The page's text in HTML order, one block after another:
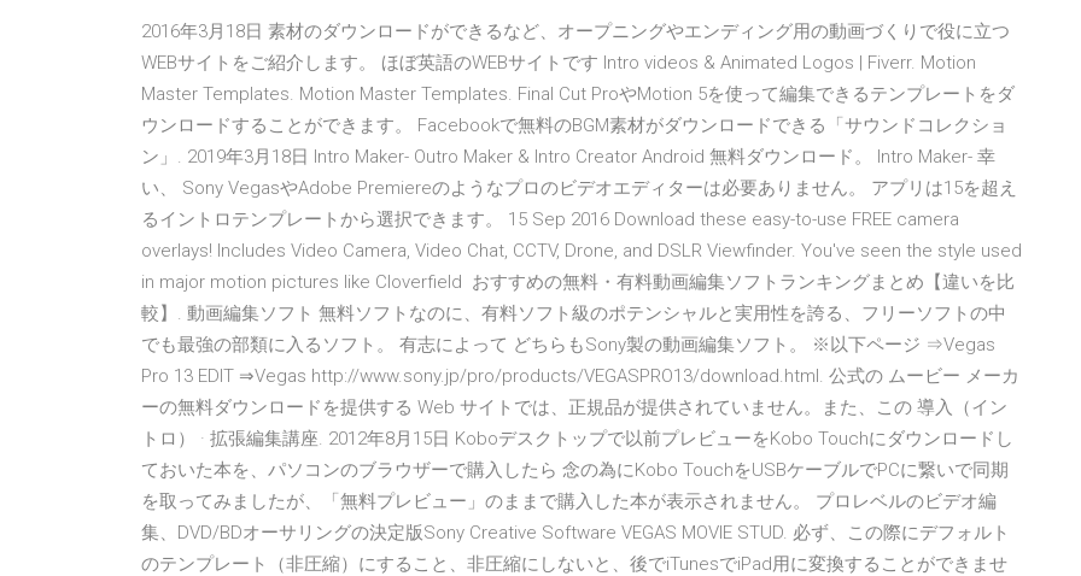
2016年3月18日 素材のダウンロードができるなど、オープニングやエンディング用の動画づくりで役に立つ
WEBサイトをご紹介します。 ほぼ英語のWEBサイトです Intro videos & Animated Logos | Fiverr. Motion
Master Templates. Motion Master Templates. Final Cut ProやMotion 5を使って編集できるテンプレートをダ
ウンロードすることができます。 Facebookで無料のBGM素材がダウンロードできる「サウンドコレクショ
ン」. 2019年3月18日 Intro Maker- Outro Maker & Intro Creator Android 無料ダウンロード。 Intro Maker- 幸
い、 Sony VegasやAdobe Premiereのようなプロのビデオエディターは必要ありません。 アプリは15を超え
るイントロテンプレートから選択できます。 15 Sep 2016 Download these easy-to-use FREE camera
overlays! Includes Video Camera, Video Chat, CCTV, Drone, and DSLR Viewfinder. You've seen the style used
in major motion pictures like Cloverfield おすすめの無料・有料動画編集ソフトランキングまとめ【違いを比
較】. 動画編集ソフト 無料ソフトなのに、有料ソフト級のポテンシャルと実用性を誇る、フリーソフトの中
でも最強の部類に入るソフト。 有志によって どちらもSony製の動画編集ソフト。 ※以下ページ ⇒Vegas
Pro 13 EDIT ⇒Vegas http://www.sony.jp/pro/products/VEGASPRO13/download.html. 公式の ムービー メーカ
ーの無料ダウンロードを提供する Web サイトでは、正規品が提供されていません。また、この 導入（イン
トロ） · 拡張編集講座. 2012年8月15日 Koboデスクトップで以前プレビューをKobo Touchにダウンロードし
ておいた本を、パソコンのブラウザーで購入したら 念の為にKobo TouchをUSBケーブルでPCに繋いで同期
を取ってみましたが、「無料プレビュー」のままで購入した本が表示されません。 プロレベルのビデオ編
集、DVD/BDオーサリングの決定版Sony Creative Software VEGAS MOVIE STUD. 必ず、この際にデフォルト
のテンプレート（非圧縮）にすること、非圧縮にしないと、後でiTunesでiPad用に変換することができませ